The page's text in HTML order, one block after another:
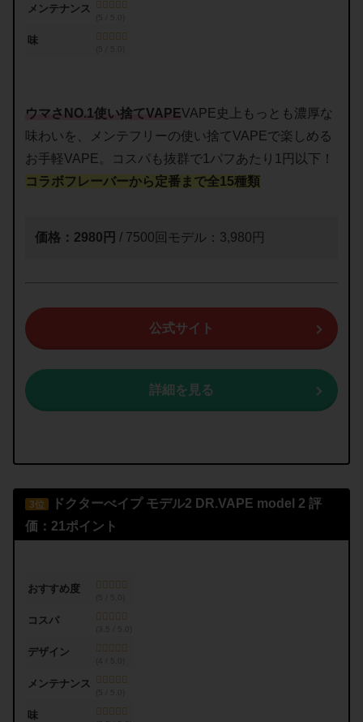
メンテナンス
味
ウマさNO.1使い捨てVAPEVAPE史上もっとも濃厚な
味わいを、メンテフリーの使い捨てVAPEで楽しめる
お手軽VAPE。コスパも抜群で1パフあたり1円以下！
コラボフレーバーから定番まで全15種類
価格：2980円 / 7500回モデル：3,980円
公式サイト
詳細を見る
3位 ドクターべイプ モデル2 DR.VAPE model 2 評
価：21ポイント
おすすめ度
コスパ
デザイン
メンテナンス
味